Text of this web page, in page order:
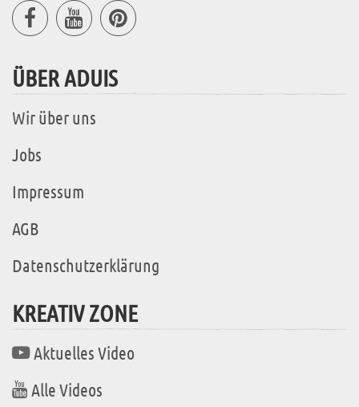
ÜBER ADUIS
Wir über uns
Jobs
Impressum
AGB
Datenschutzerklärung
KREATIV ZONE
Aktuelles Video
Alle Videos